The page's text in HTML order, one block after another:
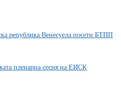
република Венесуела посети БТПП
пленарна сесия на ЕИСК